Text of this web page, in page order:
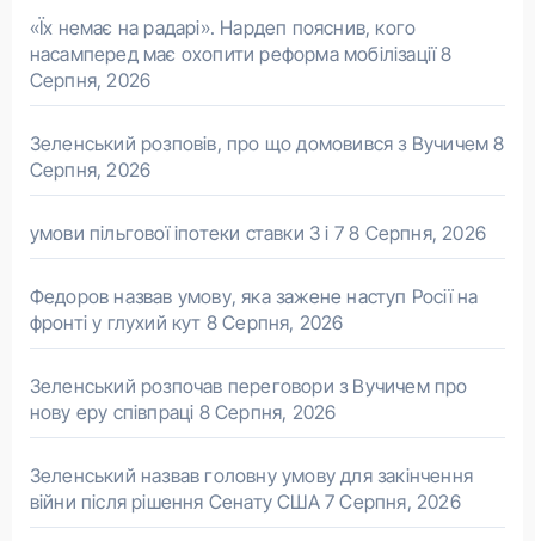
«Їх немає на радарі». Нардеп пояснив, кого
насамперед має охопити реформа мобілізації 8
Серпня, 2026
Зеленський розповів, про що домовився з Вучичем 8
Серпня, 2026
умови пільгової іпотеки ставки 3 і 7 8 Серпня, 2026
Федоров назвав умову, яка зажене наступ Росії на
фронті у глухий кут 8 Серпня, 2026
Зеленський розпочав переговори з Вучичем про
нову еру співпраці 8 Серпня, 2026
Зеленський назвав головну умову для закінчення
війни після рішення Сенату США 7 Серпня, 2026